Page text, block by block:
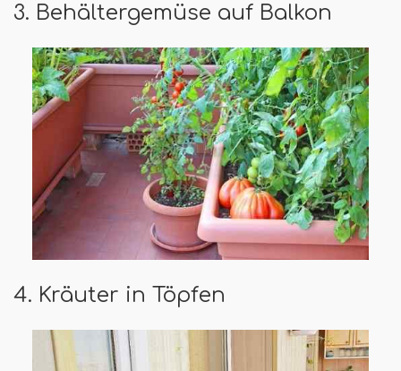
3. Behältergemüse auf Balkon
4. Kräuter in Töpfen